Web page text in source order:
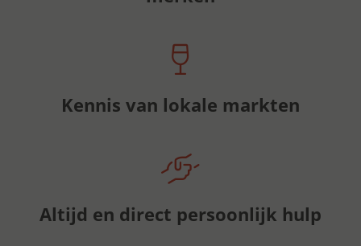
Kennis van lokale markten
Altijd en direct persoonlijk hulp